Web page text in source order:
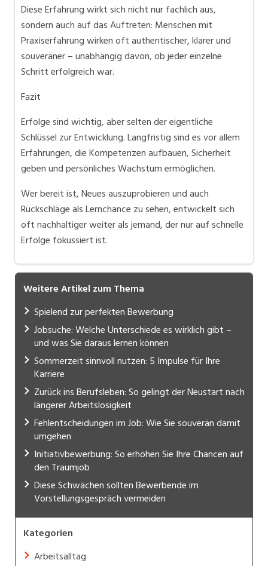
Diese Erfahrung wirkt sich nicht nur fachlich aus,
sondern auch auf das Auftreten: Menschen mit
Praxiserfahrung wirken oft authentischer, klarer und
souveräner – unabhängig davon, ob jeder einzelne
Schritt erfolgreich war.
Fazit
Erfolge sind wichtig, aber selten der eigentliche
Schlüssel zur Entwicklung. Langfristig sind es vor allem
Erfahrungen, die Kompetenzen aufbauen, Sicherheit
geben und persönliches Wachstum ermöglichen.
Wer bereit ist, Neues auszuprobieren und auch
Rückschläge als Lernchance zu sehen, entwickelt sich
oft nachhaltiger weiter als jemand, der nur auf schnelle
Erfolge fokussiert ist.
Weitere Artikel zum Thema
Spielend zur perfekten Bewerbung
Jobsuche: Welche Unterschiede es wirklich gibt –
und was Sie daraus lernen können
Sommerzeit sinnvoll nutzen: 5 Impulse für Ihre
Karriere
Zurück ins Berufsleben: So gelingt der Neustart nach
längerer Arbeitslosigkeit
Fehlentscheidungen im Job: Wie Sie souverän damit
umgehen
Initiativbewerbung: So erhöhen Sie Ihre Chancen auf
den Traumjob
Diese Schwächen sollten Bewerbende im
Vorstellungsgespräch vermeiden
Kategorien
Arbeitsalltag